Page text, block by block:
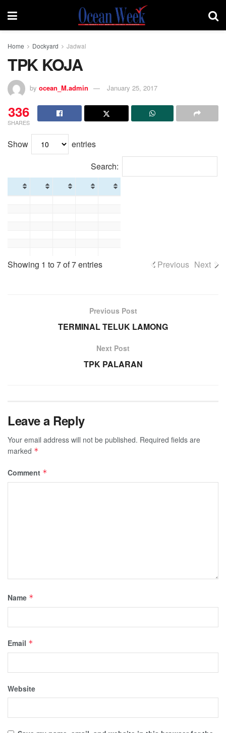
Home Dockyard Jadwal
TPK KOJA
by ocean_M.admin January 25, 2017
336
SHARES
Show
entries
Search:
Showing 1 to 7 of 7 entries Previous Next
Previous Post
TERMINAL TELUK LAMONG
Next Post
TPK PALARAN
Leave a Reply
Your email address will not be published. Required fields are
marked *
Comment *
Name *
Email *
Website